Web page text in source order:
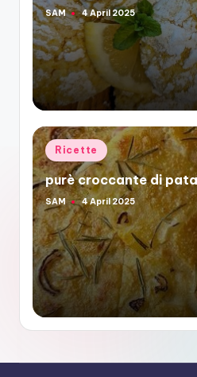
Posted
by
SAM 4 April 2025
Posted
in
Ricette
purè croccante di
Posted
by
SAM 4 April 2025